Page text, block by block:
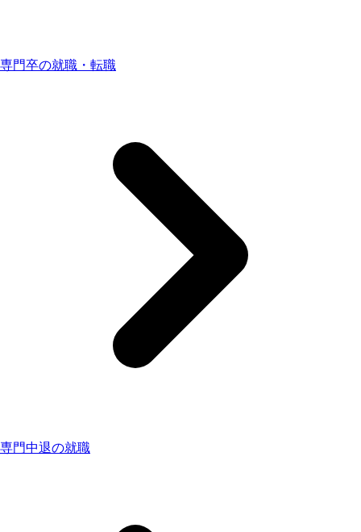
専門卒の就職・転職
専門中退の就職